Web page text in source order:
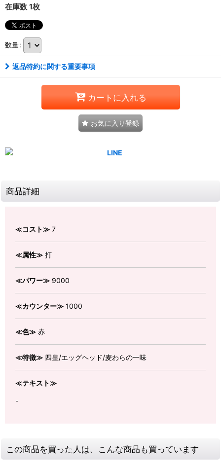
在庫数 1枚
数量:
返品特約に関する重要事項
カートに入れる
お気に入り登録
商品詳細
≪コスト≫ 7
≪属性≫ 打
≪パワー≫ 9000
≪カウンター≫ 1000
≪色≫ 赤
≪特徴≫ 四皇/エッグヘッド/麦わらの一味
≪テキスト≫
-
この商品を買った人は、こんな商品も買っています